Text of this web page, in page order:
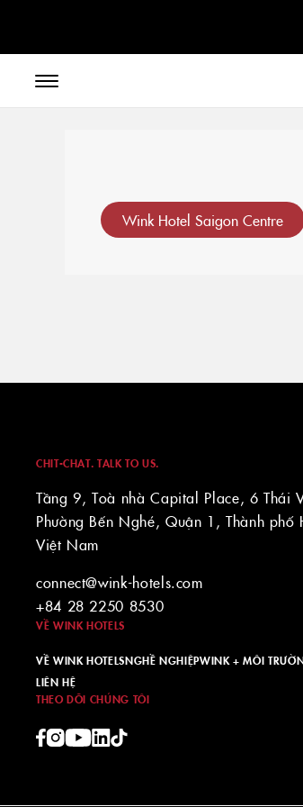
Wink Hotel Saigon Centre
CHIT-CHAT. TALK TO US.
Tầng 9, Toà nhà Capital Place, 6 Thái
Phường Bến Nghé, Quận 1, Thành phố
Việt Nam
connect@wink-hotels.com
+84 28 2250 8530
VỀ WINK HOTELS
VỀ WINK HOTELSNGHỀ NGHIỆPWINK + MÔI
LIÊN HỆ
THEO DÕI CHÚNG TÔI